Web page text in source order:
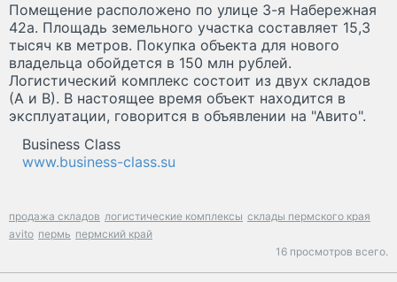
Помещение расположено по улице 3-я Набережная
42а. Площадь земельного участка составляет 15,3
тысяч кв метров. Покупка объекта для нового
владельца обойдется в 150 млн рублей.
Логистический комплекс состоит из двух складов
(А и В). В настоящее время объект находится в
эксплуатации, говорится в объявлении на "Авито".
Business Class
www.business-class.su
продажа складов логистические комплексы склады пермского края
avito пермь пермский край
16 просмотров всего.